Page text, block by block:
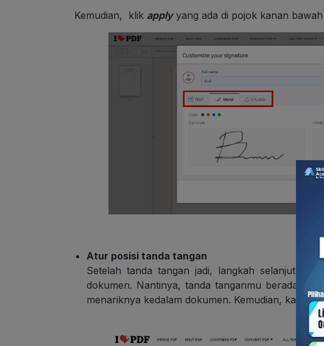
Kemudian, klik applyyang ada di pojok kanan
Atur posisi tanda tangan
Setelah tanda tangan jadi, langkah selanjutnya
dokumen. Nantinya, tanda tanganmu berada di
menariknya kedalam dokumen. Kemudian, kamu